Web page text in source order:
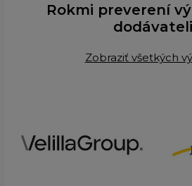
Rokmi preverení
Zobraziť všetkých